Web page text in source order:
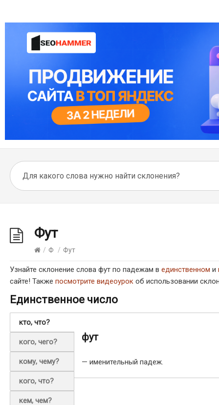
Фут
/ Ф / Фут
Узнайте склонение слова фут по падежам в единственном и
сайте! Также посмотрите видеоурок об использовании
Единственное число
кто, что?
кого, чего?
кому, чему?
кого, что?
кем, чем?
фут
— именительный падеж.